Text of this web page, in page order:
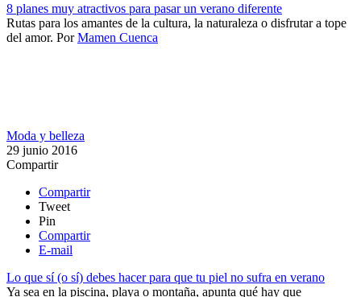
8 planes muy atractivos para pasar un verano diferente
Rutas para los amantes de la cultura, la naturaleza o disfrutar a tope
del amor. PorMamen Cuenca
Moda y belleza
29 junio 2016
Compartir
Compartir
Tweet
Pin
Compartir
E-mail
Lo que sí (o sí) debes hacer para que tu piel no sufra en verano
Ya sea en la piscina, playa o montaña, apunta qué hay que